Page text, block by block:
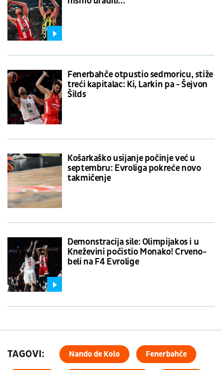
Fenerbahče otpustio sedmoricu, stiže
treći kapitalac: Ki, Larkin pa - Šejvon
Šilds
Košarkaško usijanje počinje već u
septembru: Evroliga pokreće novo
takmičenje
Demonstracija sile: Olimpijakos i u
Kneževini počistio Monako! Crveno-
beli na F4 Evrolige
TAGOVI: Nando de Kolo Fenerbahče